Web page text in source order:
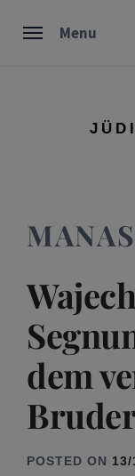
Menu
dem
POSTED ON 13/